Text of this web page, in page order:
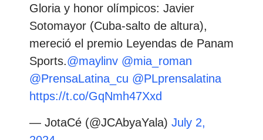
Gloria y honor olímpicos: Javier
Sotomayor (Cuba-salto de altura),
mereció el premio Leyendas de Panam
Sports.@maylinv @mia_roman
@PrensaLatina_cu @PLprensalatina
https://t.co/GqNmh47Xxd
— JotaCé (@JCAbyaYala) July 2,